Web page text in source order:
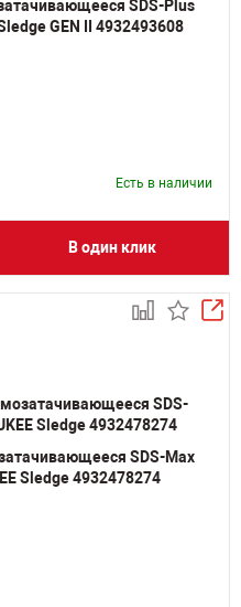
SDS-Plus
GEN II 4932493608
Есть в наличии
В один клик
SDS-Max
Sledge 4932478274